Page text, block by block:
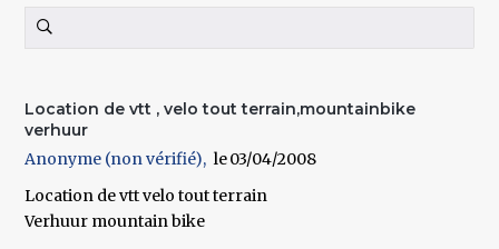
Location de vtt , velo tout terrain,mountainbike
verhuur
Anonyme (non vérifié)
03/04/2008
Location de vtt velo tout terrain
Verhuur mountain bike